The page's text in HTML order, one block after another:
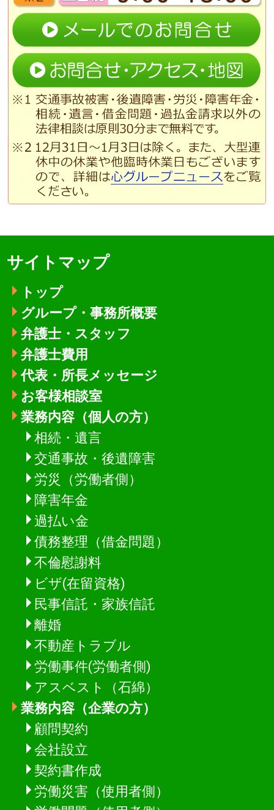
サイトマップ
トップ
グループ・事務所概要
弁護士・スタッフ
弁護士費用
代表・所長メッセージ
お客様相談室
業務内容（個人の方）
相続・遺言
交通事故・後遺障害
労災（労働者側）
障害年金
過払い金
債務整理（借金問題）
不倫慰謝料
ビザ(在留資格)
民事信託・家族信託
離婚
不動産トラブル
労働事件(労働者側)
アスベスト（石綿）
業務内容（企業の方）
顧問契約
会社設立
契約書作成
労働災害（使用者側）